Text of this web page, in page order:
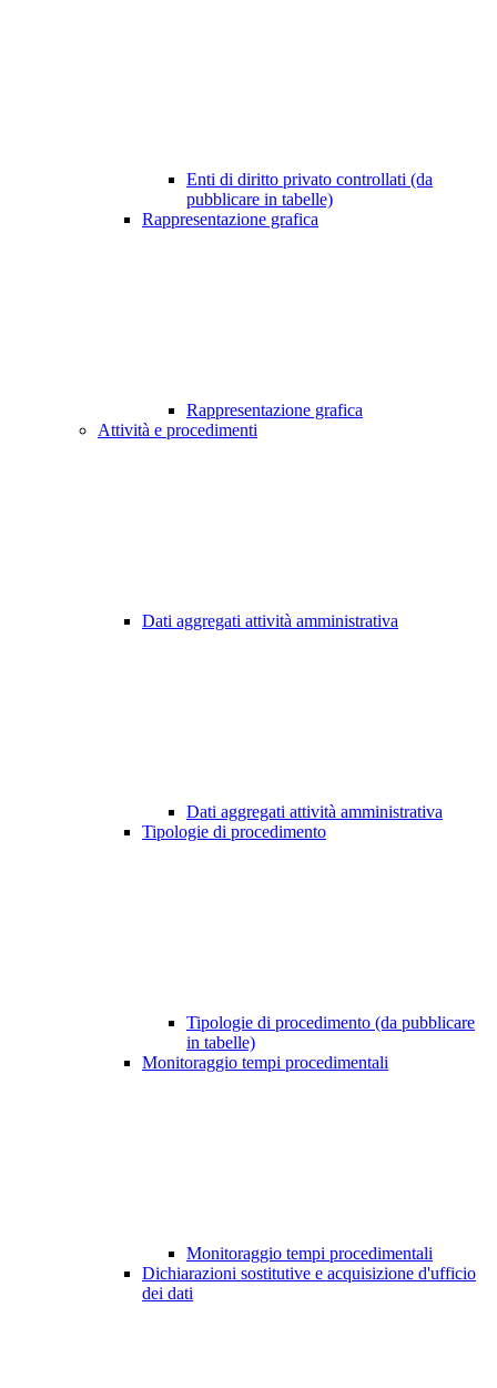
Enti di diritto privato controllati (da
pubblicare in tabelle)
Rappresentazione grafica
Rappresentazione grafica
Attività e procedimenti
Dati aggregati attività amministrativa
Dati aggregati attività amministrativa
Tipologie di procedimento
Tipologie di procedimento (da pubblicare
in tabelle)
Monitoraggio tempi procedimentali
Monitoraggio tempi procedimentali
Dichiarazioni sostitutive e acquisizione d'ufficio
dei dati